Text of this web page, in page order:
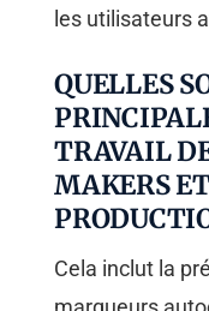
les utilisateurs
QUELLES
TRAVAIL
MAKERS
Cela inclut la